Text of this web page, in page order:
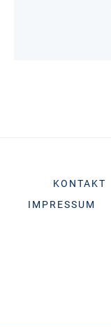
KONTAKT
IMPRESSUM